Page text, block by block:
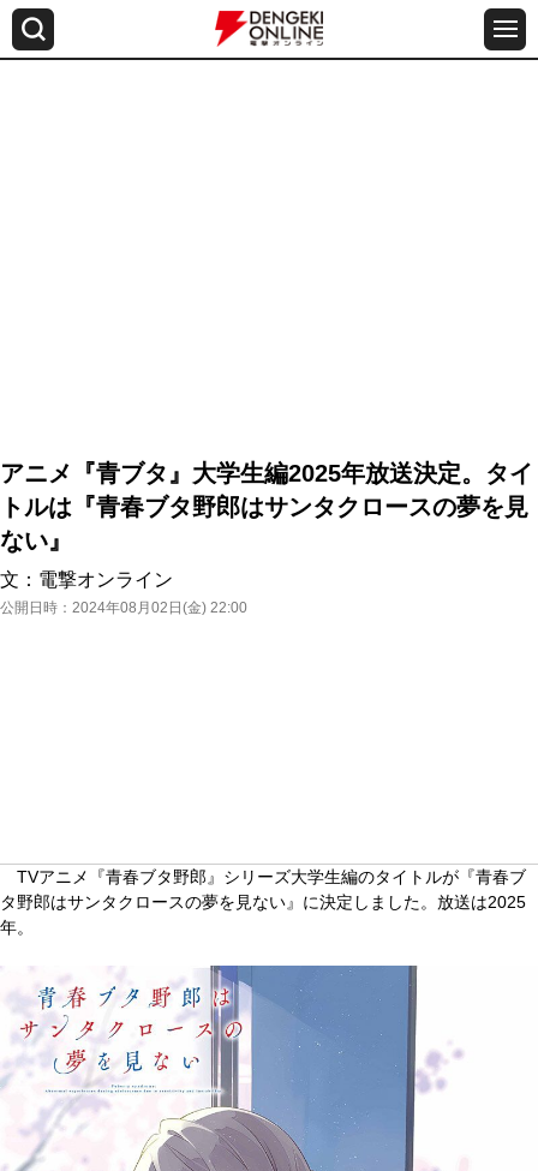
アニメ『青ブタ』大学生編2025年放送決定。タイ
トルは『青春ブタ野郎はサンタクロースの夢を見
ない』
文： 電撃オンライン
公開日時： 2024年08月02日(金) 22:00
TVアニメ『青春ブタ野郎』シリーズ大学生編のタイトルが『青春ブ
タ野郎はサンタクロースの夢を見ない』に決定しました。放送は2025
年。